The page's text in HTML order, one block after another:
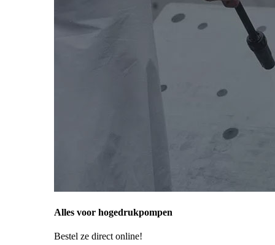
Alles voor hogedrukpompen
Bestel ze direct online!